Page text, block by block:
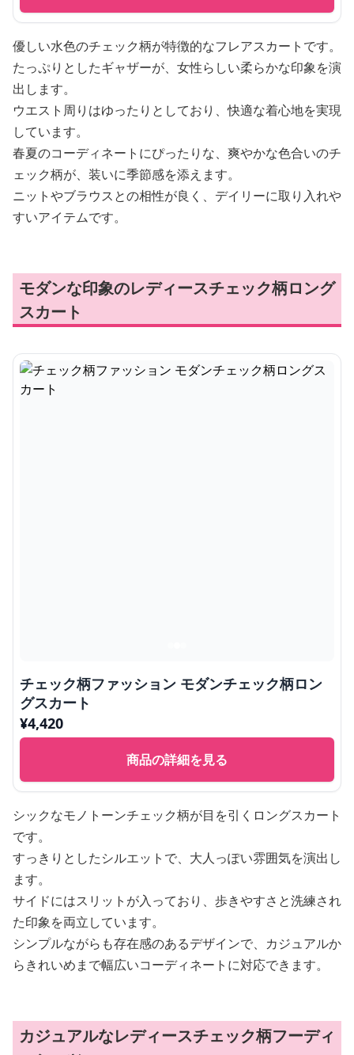
優しい水色のチェック柄が特徴的なフレアスカートです。
たっぷりとしたギャザーが、女性らしい柔らかな印象を演
出します。
ウエスト周りはゆったりとしており、快適な着心地を実現
しています。
春夏のコーディネートにぴったりな、爽やかな色合いのチ
ェック柄が、装いに季節感を添えます。
ニットやブラウスとの相性が良く、デイリーに取り入れや
すいアイテムです。
モダンな印象のレディースチェック柄ロング
スカート
チェック柄ファッション モダンチェック柄ロン
グスカート
¥4,420
商品の詳細を見る
シックなモノトーンチェック柄が目を引くロングスカート
です。
すっきりとしたシルエットで、大人っぽい雰囲気を演出し
ます。
サイドにはスリットが入っており、歩きやすさと洗練され
た印象を両立しています。
シンプルながらも存在感のあるデザインで、カジュアルか
らきれいめまで幅広いコーディネートに対応できます。
カジュアルなレディースチェック柄フーディ